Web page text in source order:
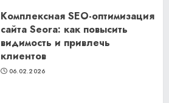
Комплексная SEO-оптимизация
сайта Seora: как повысить
видимость и привлечь
клиентов
06.02.2026